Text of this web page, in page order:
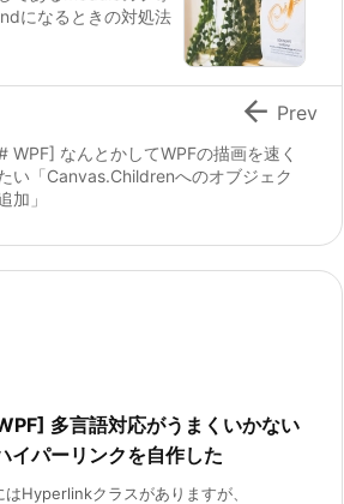
になるときの対処法
WPF] なんとかしてWPFの描画を速く
い「Canvas.Childrenへのオブジェク
加」
 Prev
多言語対応がうまくいかない
イパーリンクを自作した
はHyperlinkクラスがありますが、